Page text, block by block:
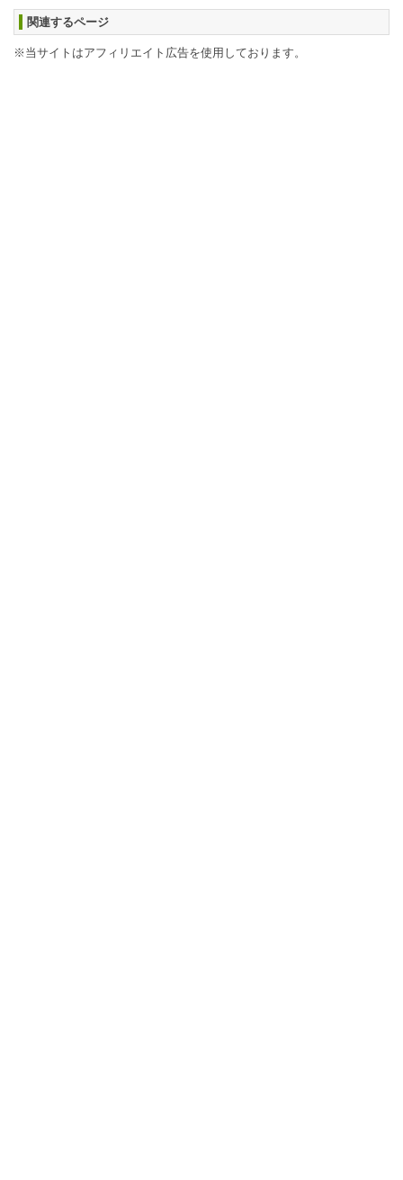
関連するページ
※当サイトはアフィリエイト広告を使用しております。